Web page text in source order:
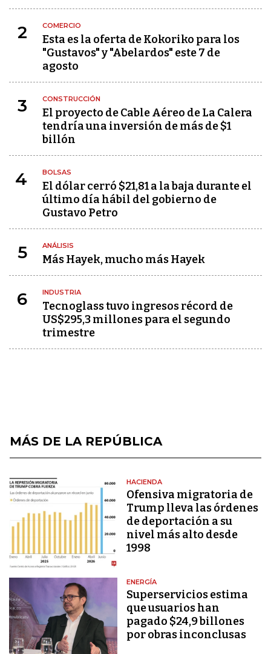
2 COMERCIO
Esta es la oferta de Kokoriko para los
"Gustavos" y "Abelardos" este 7 de
agosto
3 CONSTRUCCIÓN
El proyecto de Cable Aéreo de La Calera
tendría una inversión de más de $1
billón
4 BOLSAS
El dólar cerró $21,81 a la baja durante el
último día hábil del gobierno de
Gustavo Petro
5 ANÁLISIS
Más Hayek, mucho más Hayek
6 INDUSTRIA
Tecnoglass tuvo ingresos récord de
US$295,3 millones para el segundo
trimestre
MÁS DE LA REPÚBLICA
HACIENDA
Ofensiva migratoria de
Trump lleva las órdenes
de deportación a su
nivel más alto desde
1998
ENERGÍA
Superservicios estima
que usuarios han
pagado $24,9 billones
por obras inconclusas